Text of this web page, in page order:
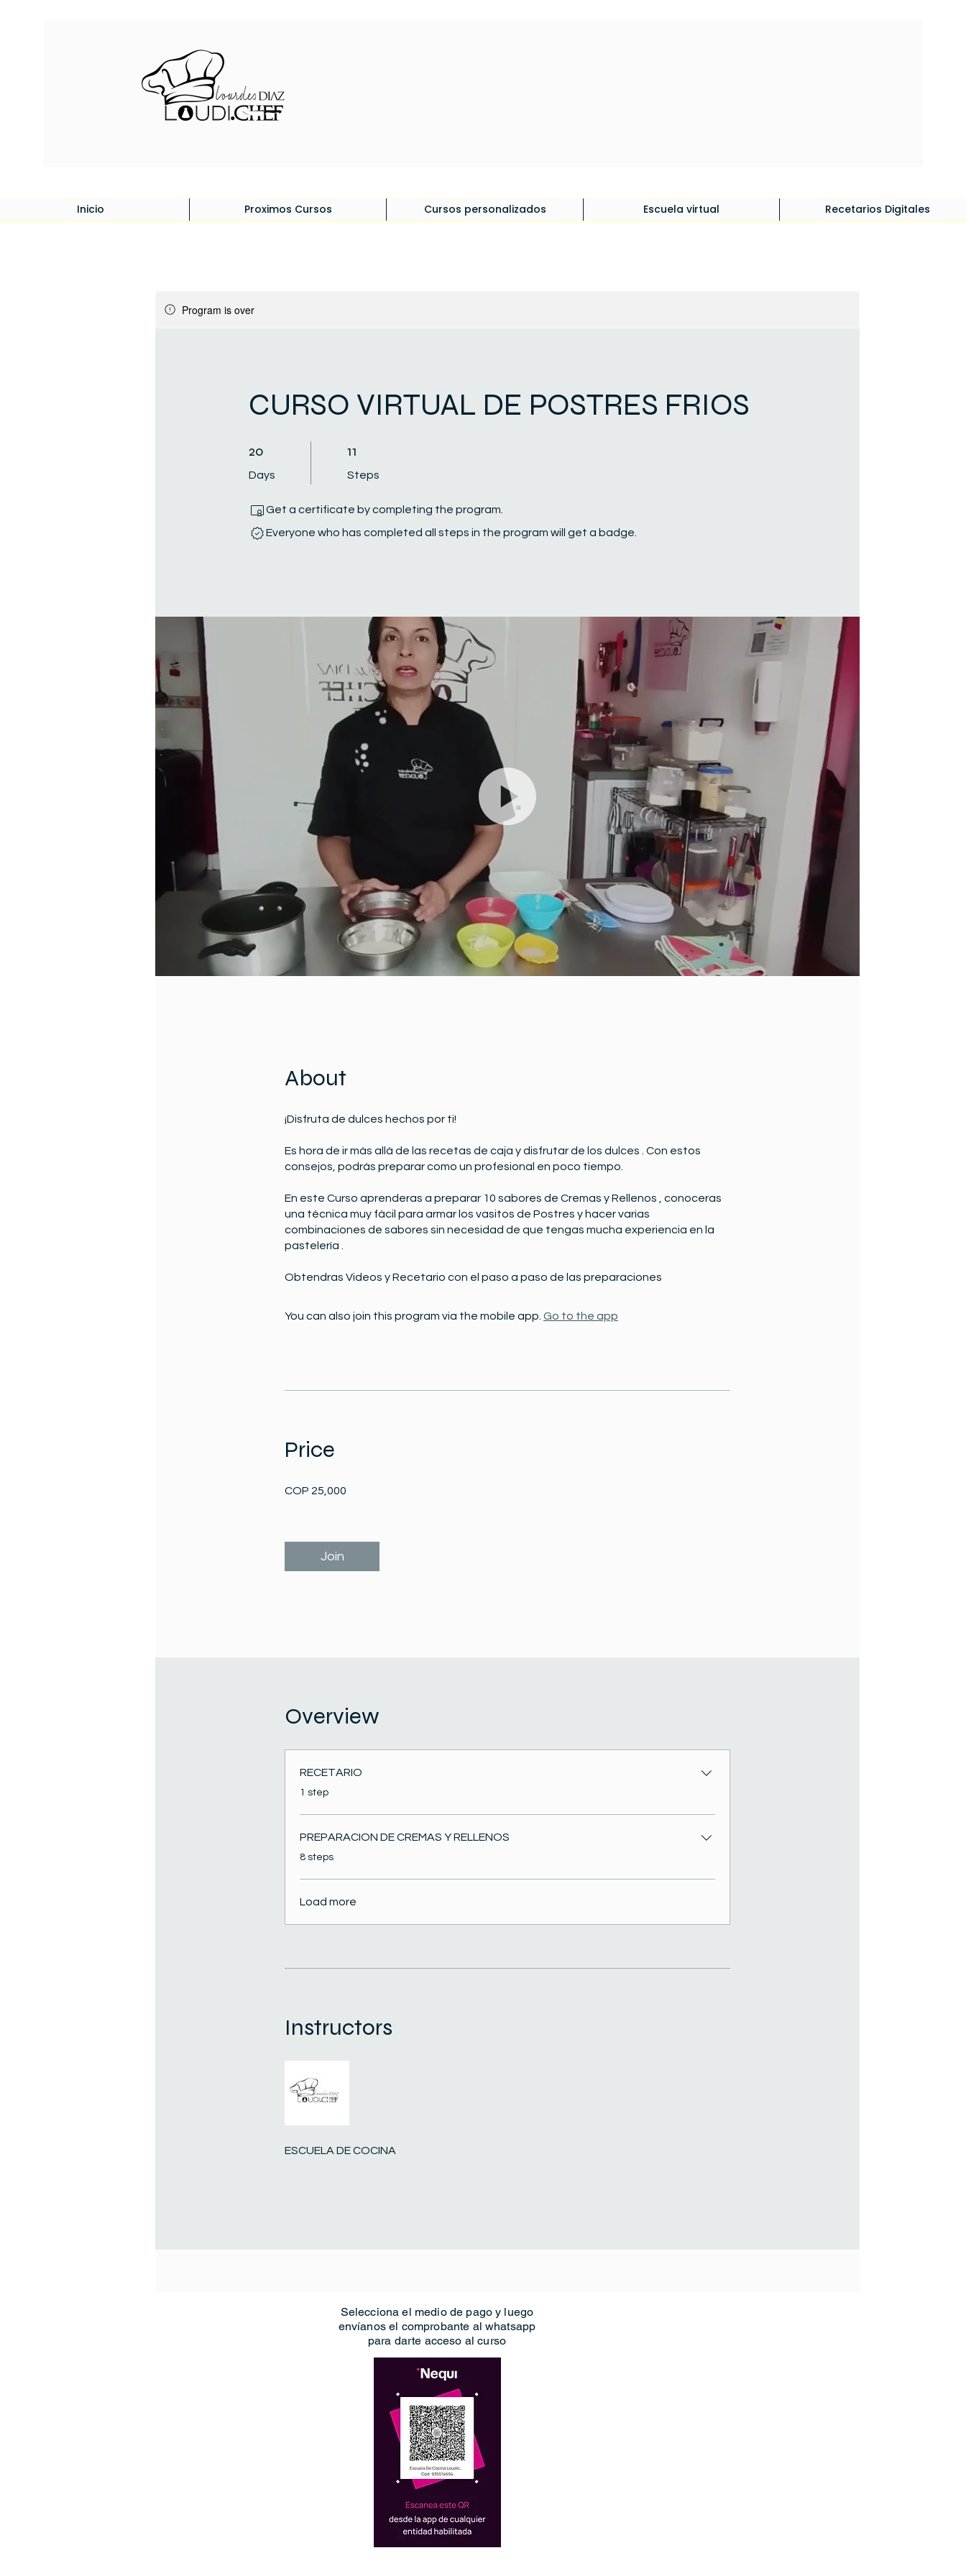
Inicio Proximos Cursos Cursos personalizados Escuela virtual Recetarios Digitales
Program is over
CURSO VIRTUAL DE POSTRES FRIOS
20
Days
11
Steps
Get a certificate by completing the program.
Everyone who has completed all steps in the program will get a badge.
About
¡Disfruta de dulces hechos por ti!
Es hora de ir más allá de las recetas de caja y disfrutar de los dulces . Con estos
consejos, podrás preparar como un profesional en poco tiempo.
En este Curso aprenderas a preparar 10 sabores de Cremas y Rellenos , conoceras
una técnica muy fácil para armar los vasitos de Postres y hacer varias
combinaciones de sabores sin necesidad de que tengas mucha experiencia en la
pastelería .
Obtendras Videos y Recetario con el paso a paso de las preparaciones
You can also join this program via the mobile app. Go to the app
Price
COP 25,000
Join
Overview
RECETARIO
.1 step
PREPARACION DE CREMAS Y RELLENOS
.8 steps
Load more
Instructors
ESCUELA DE COCINA
Selecciona el medio de pago y luego
envíanos el comprobante al whatsapp
para darte acceso al curso